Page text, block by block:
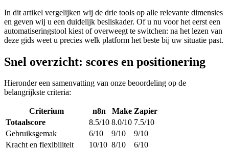
In dit artikel vergelijken wij de drie tools op alle relevante dimensies
en geven wij u een duidelijk besliskader. Of u nu voor het eerst een
automatiseringstool kiest of overweegt te switchen: na het lezen van
deze gids weet u precies welk platform het beste bij uw situatie past.
Snel overzicht: scores en positionering
Hieronder een samenvatting van onze beoordeling op de
belangrijkste criteria:
Criterium n8n Make Zapier
Totaalscore
8.5/10 8.0/10 7.5/10
Gebruiksgemak
6/10 9/10
9/10
Kracht en flexibiliteit
10/10 8/10
6/10